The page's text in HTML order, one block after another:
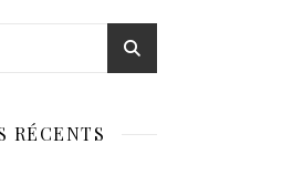
RÉCENTS